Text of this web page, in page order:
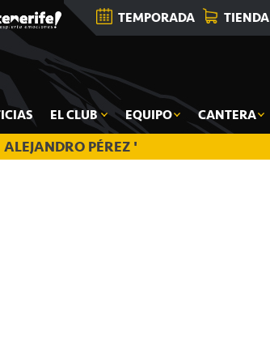
TEMPORADA TIENDA
EL CLUB EQUIPO CANTERA
ALEJANDRO PÉREZ '